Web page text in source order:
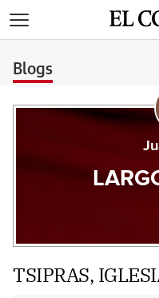
Blogs
TSIPRAS,